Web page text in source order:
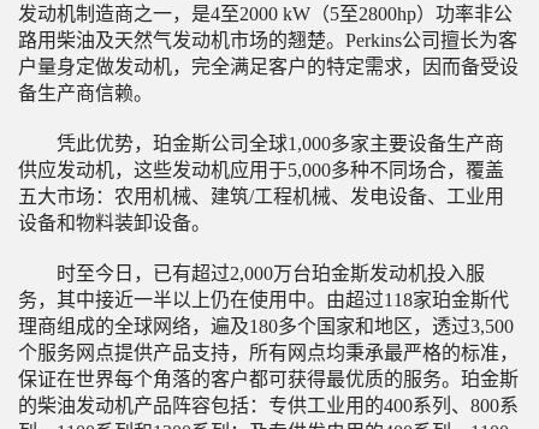
发动机制造商之一，是4至2000 kW（5至2800hp）功率非公
路用柴油及天然气发动机市场的翘楚。Perkins公司擅长为客
户量身定做发动机，完全满足客户的特定需求，因而备受设
备生产商信赖。
凭此优势，珀金斯公司全球1,000多家主要设备生产商
供应发动机，这些发动机应用于5,000多种不同场合，覆盖
五大市场：农用机械、建筑/工程机械、发电设备、工业用
设备和物料装卸设备。
时至今日，已有超过2,000万台珀金斯发动机投入服
务，其中接近一半以上仍在使用中。由超过118家珀金斯代
理商组成的全球网络，遍及180多个国家和地区，透过3,500
个服务网点提供产品支持，所有网点均秉承最严格的标准，
保证在世界每个角落的客户都可获得最优质的服务。珀金斯
的柴油发动机产品阵容包括：专供工业用的400系列、800系
陕西省汉中市用户 189****7826咨询了卡特挖掘机【国四】的价
广东省云浮市用户 135****9158咨询了卡特彼勒305.5的价格
广东省广州市用户 176****0629咨询了卡特微型挖掘机【国四】
广东省惠州市用户 138****0037咨询了卡特挖掘机【国四】的价
广东省深圳市用户 156****4564咨询了420F2的价格